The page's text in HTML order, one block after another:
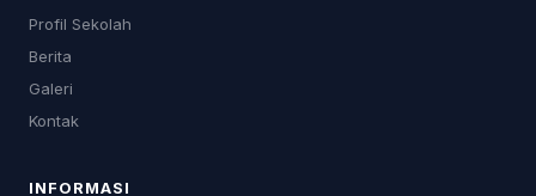
Profil Sekolah
Berita
Galeri
Kontak
INFORMASI